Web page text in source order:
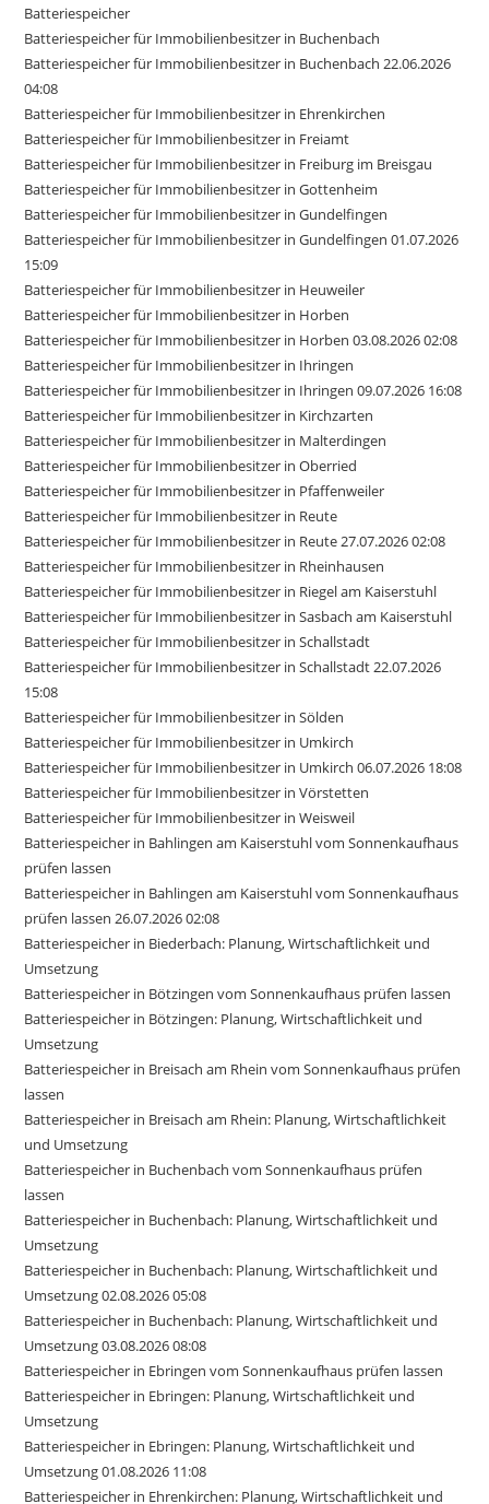
Batteriespeicher
Batteriespeicher für Immobilienbesitzer in Buchenbach
Batteriespeicher für Immobilienbesitzer in Buchenbach 22.06.2026
04:08
Batteriespeicher für Immobilienbesitzer in Ehrenkirchen
Batteriespeicher für Immobilienbesitzer in Freiamt
Batteriespeicher für Immobilienbesitzer in Freiburg im Breisgau
Batteriespeicher für Immobilienbesitzer in Gottenheim
Batteriespeicher für Immobilienbesitzer in Gundelfingen
Batteriespeicher für Immobilienbesitzer in Gundelfingen 01.07.2026
15:09
Batteriespeicher für Immobilienbesitzer in Heuweiler
Batteriespeicher für Immobilienbesitzer in Horben
Batteriespeicher für Immobilienbesitzer in Horben 03.08.2026 02:08
Batteriespeicher für Immobilienbesitzer in Ihringen
Batteriespeicher für Immobilienbesitzer in Ihringen 09.07.2026 16:08
Batteriespeicher für Immobilienbesitzer in Kirchzarten
Batteriespeicher für Immobilienbesitzer in Malterdingen
Batteriespeicher für Immobilienbesitzer in Oberried
Batteriespeicher für Immobilienbesitzer in Pfaffenweiler
Batteriespeicher für Immobilienbesitzer in Reute
Batteriespeicher für Immobilienbesitzer in Reute 27.07.2026 02:08
Batteriespeicher für Immobilienbesitzer in Rheinhausen
Batteriespeicher für Immobilienbesitzer in Riegel am Kaiserstuhl
Batteriespeicher für Immobilienbesitzer in Sasbach am Kaiserstuhl
Batteriespeicher für Immobilienbesitzer in Schallstadt
Batteriespeicher für Immobilienbesitzer in Schallstadt 22.07.2026
15:08
Batteriespeicher für Immobilienbesitzer in Sölden
Batteriespeicher für Immobilienbesitzer in Umkirch
Batteriespeicher für Immobilienbesitzer in Umkirch 06.07.2026 18:08
Batteriespeicher für Immobilienbesitzer in Vörstetten
Batteriespeicher für Immobilienbesitzer in Weisweil
Batteriespeicher in Bahlingen am Kaiserstuhl vom Sonnenkaufhaus
prüfen lassen
Batteriespeicher in Bahlingen am Kaiserstuhl vom Sonnenkaufhaus
prüfen lassen 26.07.2026 02:08
Batteriespeicher in Biederbach: Planung, Wirtschaftlichkeit und
Umsetzung
Batteriespeicher in Bötzingen vom Sonnenkaufhaus prüfen lassen
Batteriespeicher in Bötzingen: Planung, Wirtschaftlichkeit und
Umsetzung
Batteriespeicher in Breisach am Rhein vom Sonnenkaufhaus prüfen
lassen
Batteriespeicher in Breisach am Rhein: Planung, Wirtschaftlichkeit
und Umsetzung
Batteriespeicher in Buchenbach vom Sonnenkaufhaus prüfen
lassen
Batteriespeicher in Buchenbach: Planung, Wirtschaftlichkeit und
Umsetzung
Batteriespeicher in Buchenbach: Planung, Wirtschaftlichkeit und
Umsetzung 02.08.2026 05:08
Batteriespeicher in Buchenbach: Planung, Wirtschaftlichkeit und
Umsetzung 03.08.2026 08:08
Batteriespeicher in Ebringen vom Sonnenkaufhaus prüfen lassen
Batteriespeicher in Ebringen: Planung, Wirtschaftlichkeit und
Umsetzung
Batteriespeicher in Ebringen: Planung, Wirtschaftlichkeit und
Umsetzung 01.08.2026 11:08
Batteriespeicher in Ehrenkirchen: Planung, Wirtschaftlichkeit und